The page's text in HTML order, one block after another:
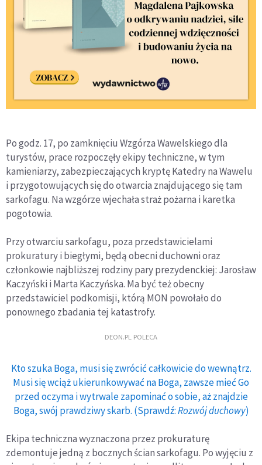
Po godz. 17, po zamknięciu Wzgórza Wawelskiego dla
turystów, prace rozpoczęły ekipy techniczne, w tym
kamieniarzy, zabezpieczających kryptę Katedry na Wawelu
i przygotowujących się do otwarcia znajdującego się tam
sarkofagu. Na wzgórze wjechała straż pożarna i karetka
pogotowia.
Przy otwarciu sarkofagu, poza przedstawicielami
prokuratury i biegłymi, będą obecni duchowni oraz
członkowie najbliższej rodziny pary prezydenckiej: Jarosław
Kaczyński i Marta Kaczyńska. Ma być też obecny
przedstawiciel podkomisji, którą MON powołało do
ponownego zbadania tej katastrofy.
DEON.PL POLECA
Kto szuka Boga, musi się zwrócić całkowicie do wewnątrz.
Musi się wciąż ukierunkowywać na Boga, zawsze mieć Go
przed oczyma i wytrwale zapominać o sobie, aż znajdzie
Boga, swój prawdziwy skarb. (Sprawdź:Rozwój duchowy)
Ekipa techniczna wyznaczona przez prokuraturę
zdemontuje jedną z bocznych ścian sarkofagu. Po wyjęciu z